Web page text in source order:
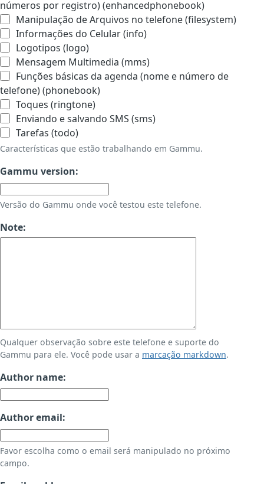
números por registro) (enhancedphonebook)
Manipulação de Arquivos no telefone (filesystem)
Informações do Celular (info)
Logotipos (logo)
Mensagem Multimedia (mms)
Funções básicas da agenda (nome e número de
telefone) (phonebook)
Toques (ringtone)
Enviando e salvando SMS (sms)
Tarefas (todo)
Características que estão trabalhando em Gammu.
Gammu version:
Versão do Gammu onde você testou este telefone.
Note:
Qualquer observação sobre este telefone e suporte do
Gammu para ele. Você pode usar a marcação markdown.
Author name:
Author email:
Favor escolha como o email será manipulado no próximo
campo.